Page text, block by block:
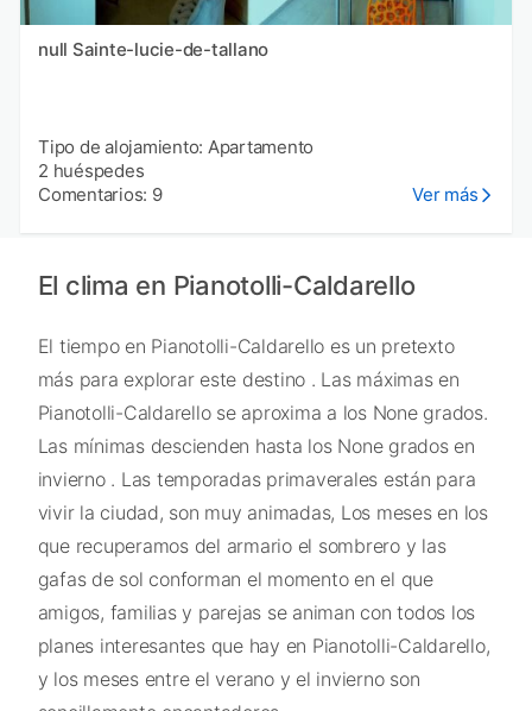
null Sainte-lucie-de-tallano
Tipo de alojamiento: Apartamento
2 huéspedes
Comentarios: 9
Ver más
El clima en Pianotolli-Caldarello
El tiempo en Pianotolli-Caldarello es un pretexto
más para explorar este destino . Las máximas en
Pianotolli-Caldarello se aproxima a los None grados.
Las mínimas descienden hasta los None grados en
invierno . Las temporadas primaverales están para
vivir la ciudad, son muy animadas, Los meses en los
que recuperamos del armario el sombrero y las
gafas de sol conforman el momento en el que
amigos, familias y parejas se animan con todos los
planes interesantes que hay en Pianotolli-Caldarello,
y los meses entre el verano y el invierno son